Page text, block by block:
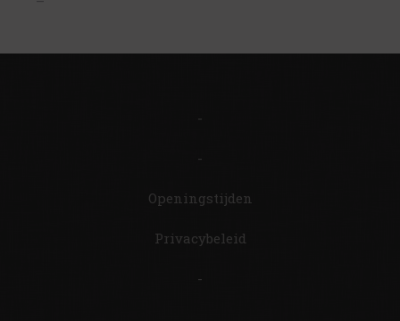
-
-
Openingstijden
Privacybeleid
-